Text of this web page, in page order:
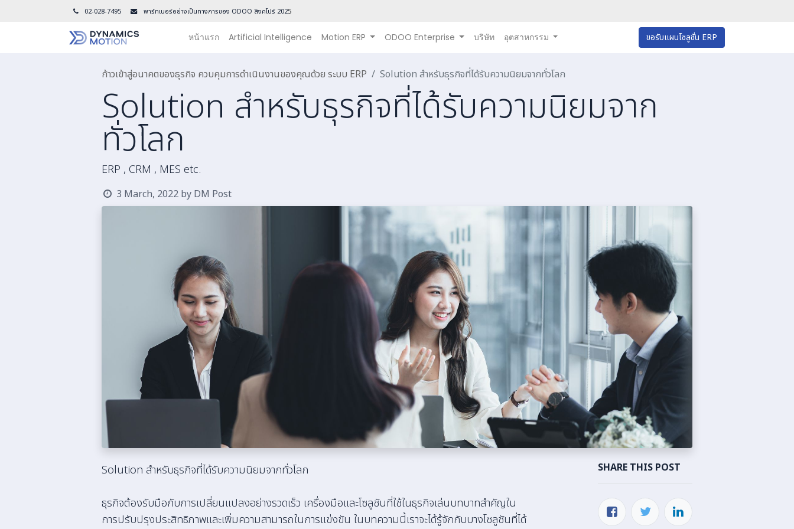
02-028-7495 พาร์ทเนอร์อย่างเป็นทางการของ ODOO สิงคโปร์ 2025
หน้าแรก Artificial Intelligence Motion ERP ODOO Enterprise บริษัท อุตสาหกรรม ขอรับแผนโซลูชั่น ERP
ก้าวเข้าสู่อนาคตของธุรกิจ ควบคุมการดำเนินงานของคุณด้วย ระบบ ERP Solution สำหรับธุรกิจที่ได้รับความนิยมจากทั่วโลก
Solution สำหรับธุรกิจที่ได้รับความนิยมจาก
ทั่วโลก
ERP , CRM , MES etc.
3 March, 2022 by DM Post
Solution สำหรับธุรกิจที่ได้รับความนิยมจากทั่วโลก
ธุรกิจต้องรับมือกับการเปลี่ยนแปลงอย่างรวดเร็ว เครื่องมือและโซลูชันที่ใช้ในธุรกิจเล่นบทบาทสำคัญใน
การปรับปรุงประสิทธิภาพและเพิ่มความสามารถในการแข่งขัน ในบทความนี้เราจะได้รู้จักกับบางโซลูชันที่ได้
SHARE THIS POST